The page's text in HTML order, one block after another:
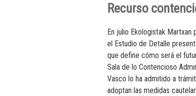
Recurso
En julio Ekologistak
el Estudio de Detalle
que define cómo será el
Sala de lo Contencioso
Vasco lo ha admitido a
adoptan las medidas